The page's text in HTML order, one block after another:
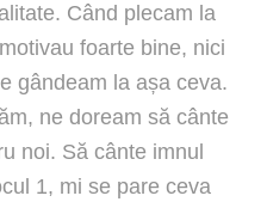
Când plecam la
foarte bine, nici
gândeam la așa ceva.
ne doream să cânte
noi. Să cânte imnul
1, mi se pare ceva